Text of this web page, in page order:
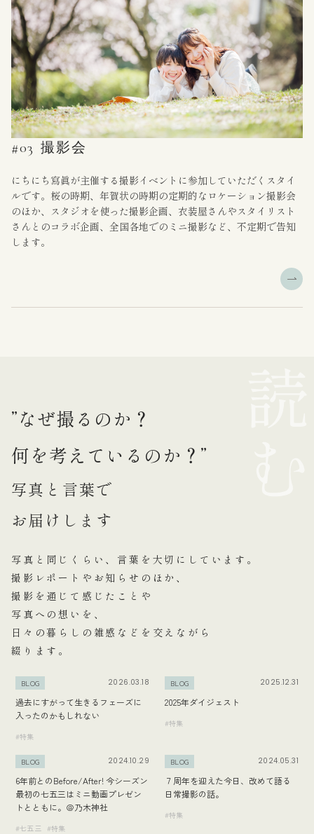
#03 撮影会
にちにち寫眞が主催する撮影イベントに参加していただくスタイ
ルです。桜の時期、年賀状の時期の定期的なロケーション撮影会
のほか、スタジオを使った撮影企画、衣装屋さんやスタイリスト
さんとのコラボ企画、全国各地でのミニ撮影など、不定期で告知
します。
”なぜ撮るのか？
何を考えているのか？”
写真と言葉で
お届けします
写真と同じくらい、言葉を大切にしています。
撮影レポートやお知らせのほか、
撮影を通じて感じたことや
写真への想いを、
日々の暮らしの雑感などを交えながら
綴ります。
BLOG 2026.03.18
過去にすがって生きるフェーズに
入ったのかもしれない
#特集
BLOG 2025.12.31
2025年ダイジェスト
#特集
BLOG 2024.10.29
6年前とのBefore/After! 今シーズン
最初の七五三はミニ動画プレゼン
トとともに。＠乃木神社
#七五三 #特集
BLOG 2024.05.31
７周年を迎えた今日、改めて語る
日常撮影の話。
#特集